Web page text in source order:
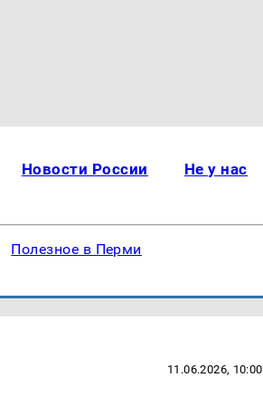
Новости России Не у нас
Полезное в Перми
11.06.2026, 10:00